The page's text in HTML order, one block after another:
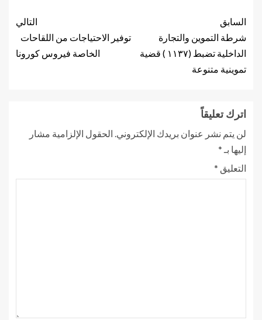
السابق
شرطة التموين والتجارة
الداخلية تضبط (١١٣٧ ) قضية
تموينية متنوعة
التالي
توفير الاحتياجات من اللقاحات
الخاصة فيروس كورونا
اترك تعليقاً
لن يتم نشر عنوان بريدك الإلكتروني. الحقول الإلزامية مشار
إليها بـ *
التعليق *